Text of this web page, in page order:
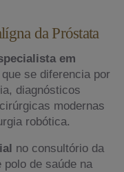
da Próstata
em
que se diferencia por
diagnósticos
modernas
robótica.
no consultório da
polo de saúde na